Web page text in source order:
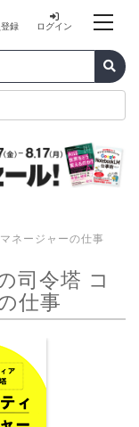
録 ログイン
ネージャーの仕事
司令塔 コ
仕事